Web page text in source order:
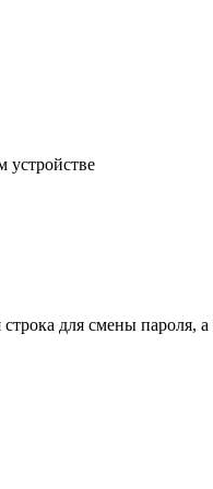
устройстве
строка для смены